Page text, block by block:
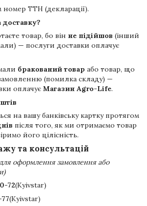
ТТН (декларації).
доставку?
товар, бо він не підійшов (інший
— послуги доставки оплачує
бракований товар або товар, що
(помилка складу) —
оплачує Магазин Agro-Life.
на вашу банківську картку протягом
після того, як ми отримаємо товар
його цілісність.
та консультацій
оформлення замовлення або
72(Kyivstar)
(Kyivstar)